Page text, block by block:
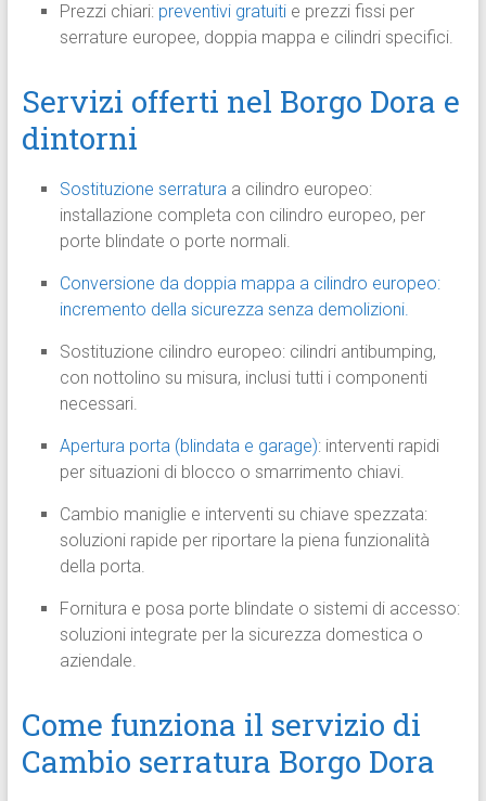
Prezzi chiari: preventivi gratuitie prezzi fissi per
serrature europee, doppia mappa e cilindri specifici.
Servizi offerti nel Borgo Dora e
dintorni
Sostituzione serraturaa cilindro europeo:
installazione completa con cilindro europeo, per
porte blindate o porte normali.
Conversione da doppia mappa a cilindro europeo:
incremento della sicurezza senza demolizioni.
Sostituzione cilindro europeo: cilindri antibumping,
con nottolino su misura, inclusi tutti i componenti
necessari.
Apertura porta (blindata e garage): interventi rapidi
per situazioni di blocco o smarrimento chiavi.
Cambio maniglie e interventi su chiave spezzata:
soluzioni rapide per riportare la piena funzionalità
della porta.
Fornitura e posa porte blindate o sistemi di accesso:
soluzioni integrate per la sicurezza domestica o
aziendale.
Come funziona il servizio di
Cambio serratura Borgo Dora